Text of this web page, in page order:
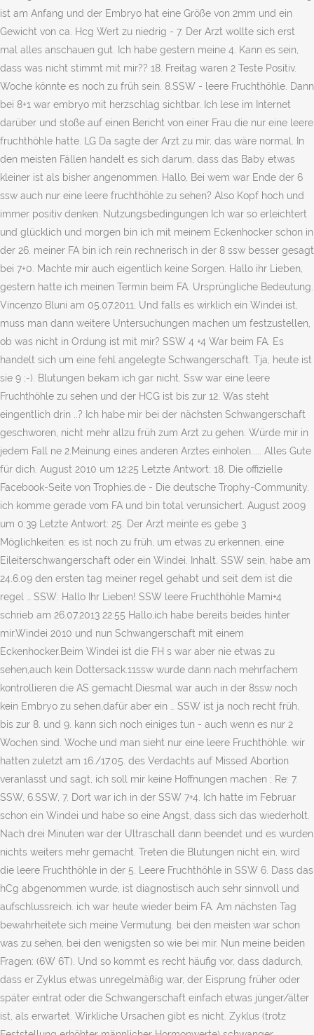
ist am Anfang und der Embryo hat eine Größe von 2mm und ein
Gewicht von ca. Hcg Wert zu niedrig - 7. Der Arzt wollte sich erst
mal alles anschauen gut. Ich habe gestern meine 4. Kann es sein,
dass was nicht stimmt mit mir?? 18. Freitag waren 2 Teste Positiv.
Woche könnte es noch zu früh sein. 8.SSW - leere Fruchthöhle. Dann
bei 8+1 war embryo mit herzschlag sichtbar. Ich lese im Internet
darüber und stoße auf einen Bericht von einer Frau die nur eine leere
fruchthöhle hatte. LG Da sagte der Arzt zu mir, das wäre normal. In
den meisten Fällen handelt es sich darum, dass das Baby etwas
kleiner ist als bisher angenommen. Hallo, Bei wem war Ende der 6
ssw auch nur eine leere fruchthöhle zu sehen? Also Kopf hoch und
immer positiv denken. Nutzungsbedingungen Ich war so erleichtert
und glücklich und morgen bin ich mit meinem Eckenhocker schon in
der 26. meiner FA bin ich rein rechnerisch in der 8 ssw besser gesagt
bei 7+0. Machte mir auch eigentlich keine Sorgen. Hallo ihr Lieben,
gestern hatte ich meinen Termin beim FA. Ursprüngliche Bedeutung.
Vincenzo Bluni am 05.07.2011, Und falls es wirklich ein Windei ist,
muss man dann weitere Untersuchungen machen um festzustellen,
ob was nicht in Ordung ist mit mir? SSW 4 +4 War beim FA. Es
handelt sich um eine fehl angelegte Schwangerschaft. Tja, heute ist
sie 9 ;-). Blutungen bekam ich gar nicht. Ssw war eine leere
Fruchthöhle zu sehen und der HCG ist bis zur 12. Was steht
eingentlich drin ..? Ich habe mir bei der nächsten Schwangerschaft
geschworen, nicht mehr allzu früh zum Arzt zu gehen. Würde mir in
jedem Fall ne 2.Meinung eines anderen Arztes einholen..... Alles Gute
für dich. August 2010 um 12:25 Letzte Antwort: 18. Die offizielle
Facebook-Seite von Trophies.de - Die deutsche Trophy-Community.
ich komme gerade vom FA und bin total verunsichert. August 2009
um 0:39 Letzte Antwort: 25. Der Arzt meinte es gebe 3
Möglichkeiten: es ist noch zu früh, um etwas zu erkennen, eine
Eileiterschwangerschaft oder ein Windei. Inhalt. SSW sein, habe am
24.6.09 den ersten tag meiner regel gehabt und seit dem ist die
regel … SSW: Hallo Ihr Lieben! SSW leere Fruchthöhle Mami+4
schrieb am 26.07.2013 22:55 Hallo,ich habe bereits beides hinter
mir.Windei 2010 und nun Schwangerschaft mit einem
Eckenhocker.Beim Windei ist die FH s war aber nie etwas zu
sehen,auch kein Dottersack.11ssw wurde dann nach mehrfachem
kontrollieren die AS gemacht.Diesmal war auch in der 8ssw noch
kein Embryo zu sehen,dafür aber ein … SSW ist ja noch recht früh,
bis zur 8. und 9. kann sich noch einiges tun - auch wenn es nur 2
Wochen sind. Woche und man sieht nur eine leere Fruchthöhle. wir
hatten zuletzt am 16./17.05. des Verdachts auf Missed Abortion
veranlasst und sagt, ich soll mir keine Hoffnungen machen ; Re: 7.
SSW, 6.SSW, 7. Dort war ich in der SSW 7+4. Ich hatte im Februar
schon ein Windei und habe so eine Angst, dass sich das wiederholt.
Nach drei Minuten war der Ultraschall dann beendet und es wurden
nichts weiters mehr gemacht. Treten die Blutungen nicht ein, wird
die leere Fruchthöhle in der 5. Leere Fruchthöhle in SSW 6. Dass das
hCg abgenommen wurde, ist diagnostisch auch sehr sinnvoll und
aufschlussreich. ich war heute wieder beim FA. Am nächsten Tag
bewahrheitete sich meine Vermutung. bei den meisten war schon
was zu sehen, bei den wenigsten so wie bei mir. Nun meine beiden
Fragen: (6W 6T). Und so kommt es recht häufig vor, dass dadurch,
dass er Zyklus etwas unregelmäßig war, der Eisprung früher oder
später eintrat oder die Schwangerschaft einfach etwas jünger/älter
ist, als erwartet. Wirkliche Ursachen gibt es nicht. Zyklus (trotz